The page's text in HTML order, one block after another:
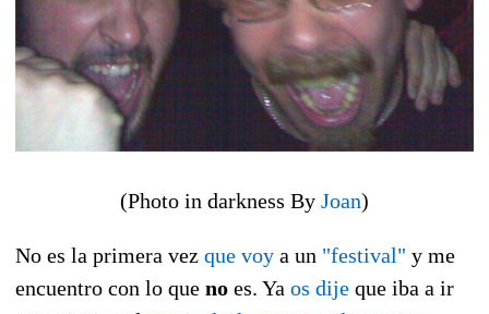
(Photo in darkness By Joan)
No es la primera vez que voy a un "festival" y me
encuentro con lo que no es. Ya os dije que iba a ir